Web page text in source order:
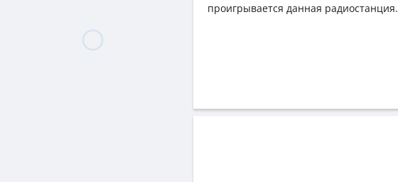
проигрывается данная радиостанция.